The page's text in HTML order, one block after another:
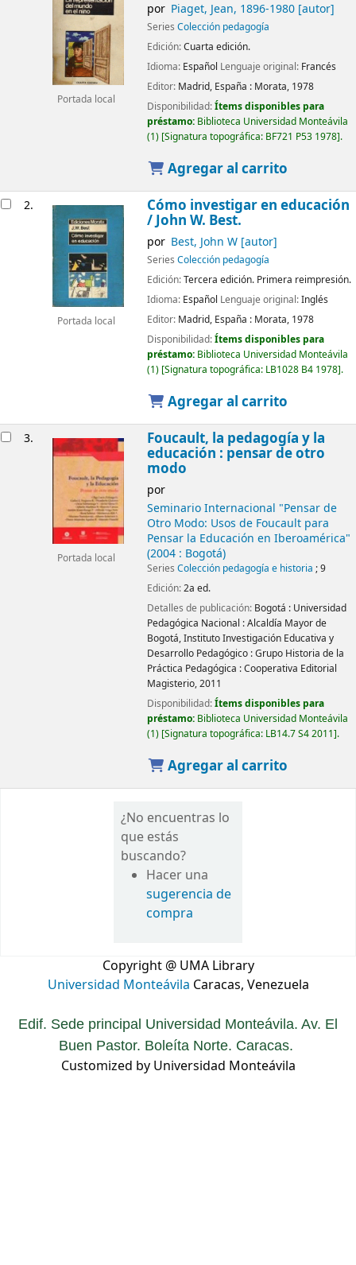
Portada local
por Piaget, Jean, 1896-1980[autor]
Series Colección pedagogía
Edición:Cuarta edición.
Idioma: Español Lenguaje original: Francés
Editor: Madrid, España : Morata, 1978
Disponibilidad:Ítems disponibles para
préstamo: Biblioteca Universidad Monteávila
(1) Signatura topográfica: BF721 P53 1978 .
Agregar al carrito
2.
Portada local
Cómo investigar en educación
/ John W. Best.
por Best, John W[autor]
Series Colección pedagogía
Edición:Tercera edición. Primera reimpresión.
Idioma: Español Lenguaje original:Inglés
Editor: Madrid, España : Morata, 1978
Disponibilidad:Ítems disponibles para
préstamo: Biblioteca Universidad Monteávila
(1) Signatura topográfica: LB1028 B4 1978 .
Agregar al carrito
3.
Portada local
Foucault, la pedagogía y la
educación : pensar de otro
modo
por
Seminario Internacional "Pensar de
Otro Modo: Usos de Foucault para
Pensar la Educación en Iberoamérica"
(2004 : Bogotá)
Series Colección pedagogía e historia ; 9
Edición:2a ed.
Detalles de publicación: Bogotá : Universidad
Pedagógica Nacional : Alcaldía Mayor de
Bogotá, Instituto Investigación Educativa y
Desarrollo Pedagógico : Grupo Historia de la
Práctica Pedagógica : Cooperativa Editorial
Magisterio,2011
Disponibilidad:Ítems disponibles para
préstamo: Biblioteca Universidad Monteávila
(1) Signatura topográfica: LB14.7 S4 2011 .
Agregar al carrito
¿No encuentras lo
que estás
buscando?
Hacer una
sugerencia de
compra
Copyright @ UMA Library
Universidad Monteávila Caracas, Venezuela
Edif. Sede principal Universidad Monteávila. Av. El
Buen Pastor. Boleíta Norte. Caracas.
Customized by Universidad Monteávila